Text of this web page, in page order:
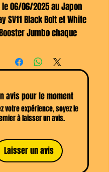
06/06/2025 au Japon
SV11 Black Bolt et White
Jumbo chaque
cartes en Japonais
Carte possède une Carte
vers la 5éme Génération
après 151, les
vont retrouver leurs
beaux classiques !
avis pour le moment
votre expérience, soyez le
à laisser un avis.
Laisser un avis